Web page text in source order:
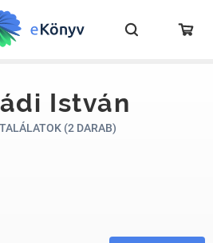
István
(2 DARAB)